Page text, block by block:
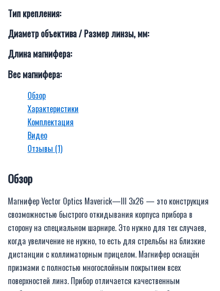
Тип крепления:
Диаметр объектива / Размер линзы, мм:
Длина магнифера:
Вес магнифера:
Обзор
Характеристики
Комплектация
Видео
Отзывы (1)
Обзор
Магнифер Vector Optics Maverick—III 3x26 — это конструкция
свозможностью быстрого откидывания корпуса прибора в
сторону на специальном шарнире. Это нужно для тех случаев,
когда увеличение не нужно, то есть для стрельбы на близкие
дистанции с коллиматорным прицелом. Магнифер оснащён
призмами с полностью многослойным покрытием всех
поверхностей линз. Прибор отличается качественным